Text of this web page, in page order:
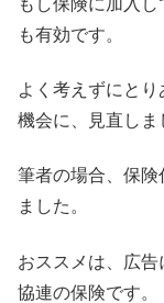
も有効です。
よく考えずにと
機会に、見直しま
筆者の場合、保
ました。
おススメは、広
協連の保険です。